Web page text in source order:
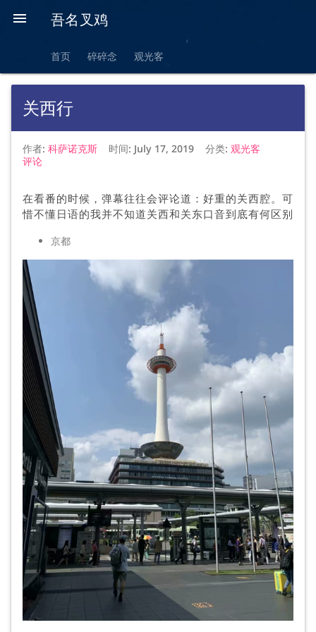
 吾名叉鸡
首页 碎碎念 观光客
关西行
作者: 科萨诺克斯 时间: July 17, 2019 分类: 观光客
评论
在看番的时候，弹幕往往会评论道：好重的关西腔。可
惜不懂日语的我并不知道关西和关东口音到底有何区别
京都